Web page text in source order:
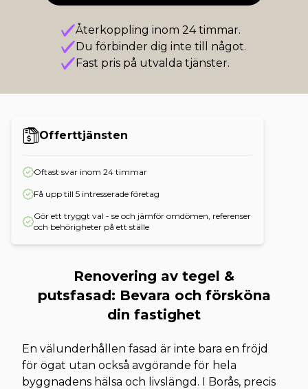
Återkoppling inom 24 timmar.
Du förbinder dig inte till något.
Fast pris på utvalda tjänster.
Offerttjänsten
Oftast svar inom 24 timmar
Få upp till 5 intresserade företag
Gör ett tryggt val - se och jämför omdömen, referenser
och behörigheter på ett ställe
Renovering av tegel &
putsfasad: Bevara och försköna
din fastighet
En välunderhållen fasad är inte bara en fröjd
för ögat utan också avgörande för hela
byggnadens hälsa och livslängd. I Borås, precis